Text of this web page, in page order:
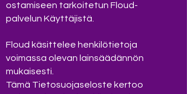
ostamiseen tarkoitetun Floud-
palvelun Käyttäjistä.
Floud käsittelee henkilötietoja
voimassa olevan lainsäädännön
mukaisesti.
Tämä Tietosuojaseloste kertoo